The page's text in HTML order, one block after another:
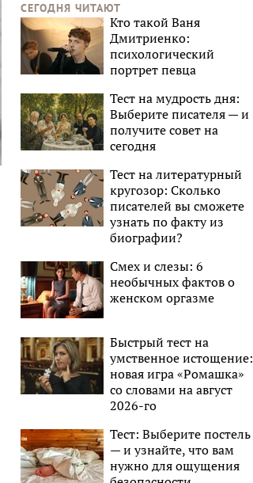
СЕГОДНЯ ЧИТАЮТ
Кто такой Ваня
Дмитриенко:
психологический
портрет певца
Тест на мудрость дня:
Выберите писателя — и
получите совет на
сегодня
Тест на литературный
кругозор: Сколько
писателей вы сможете
узнать по факту из
биографии?
Смех и слезы: 6
необычных фактов о
женском оргазме
Быстрый тест на
умственное истощение:
новая игра «Ромашка»
со словами на август
2026-го
Тест: Выберите постель
— и узнайте, что вам
нужно для ощущения